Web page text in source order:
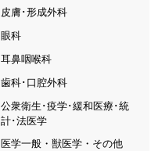
皮膚･形成外科
眼科
耳鼻咽喉科
歯科･口腔外科
公衆衛生･疫学･緩和医療･統
計･法医学
医学一般・獣医学・その他